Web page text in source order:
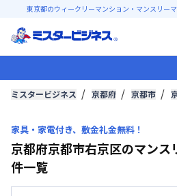
東京都のウィークリーマンション・マンスリー
ミスタービジネス 京都府 京都市
家具・家電付き、敷金礼金無料！
京都府京都市右京区のマン
件一覧